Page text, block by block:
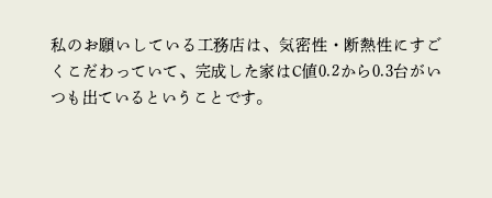
私のお願いしている工務店は、気密性・断熱性にすご
くこだわっていて、完成した家はC値0.2から0.3台がい
つも出ているということです。